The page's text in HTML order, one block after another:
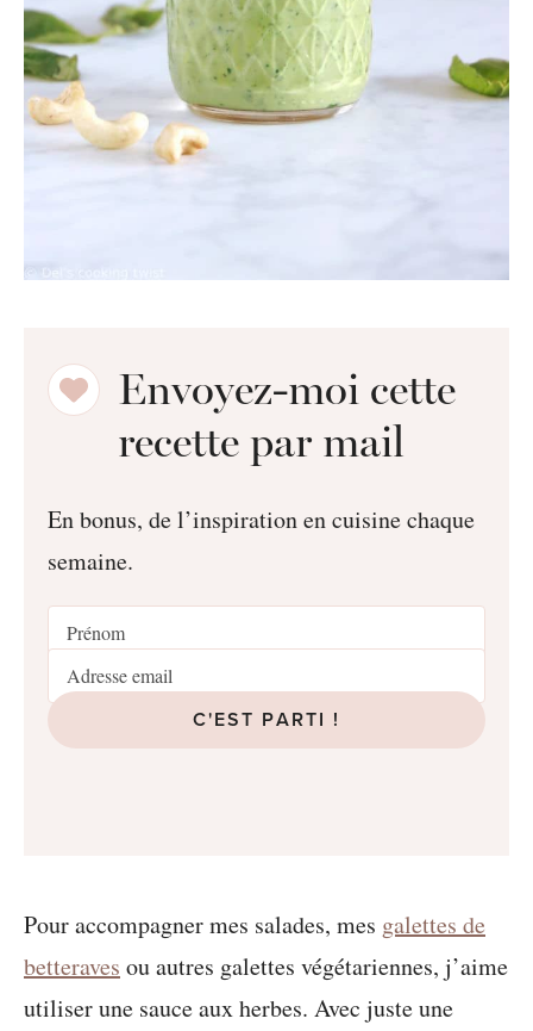
Envoyez-moi cette
recette par mail
En bonus, de l’inspiration en cuisine chaque
semaine.
C'EST PARTI !
Pour accompagner mes salades, mes galettes de
betteraves ou autres galettes végétariennes, j’aime
utiliser une sauce aux herbes. Avec juste une